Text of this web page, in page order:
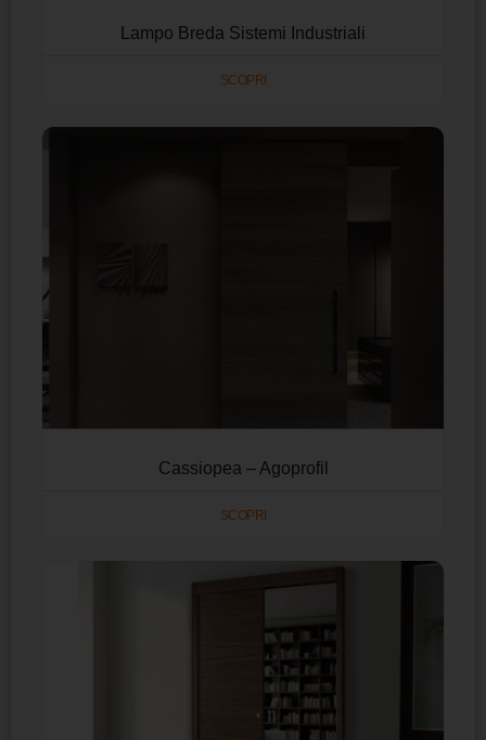
Lampo Breda Sistemi Industriali
SCOPRI
Cassiopea – Agoprofil
SCOPRI